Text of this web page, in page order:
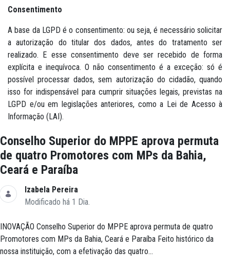
Consentimento
A base da LGPD é o consentimento: ou seja, é necessário solicitar
a autorização do titular dos dados, antes do tratamento ser
realizado. E esse consentimento deve ser recebido de forma
explícita e inequívoca. O não consentimento é a exceção: só é
possível processar dados, sem autorização do cidadão, quando
isso for indispensável para cumprir situações legais, previstas na
LGPD e/ou em legislações anteriores, como a Lei de Acesso à
Informação (LAI).
Conselho Superior do MPPE aprova permuta
de quatro Promotores com MPs da Bahia,
Ceará e Paraíba
Izabela Pereira
Modificado há 1 Dia.
INOVAÇÃO Conselho Superior do MPPE aprova permuta de quatro
Promotores com MPs da Bahia, Ceará e Paraíba Feito histórico da
nossa instituição, com a efetivação das quatro...